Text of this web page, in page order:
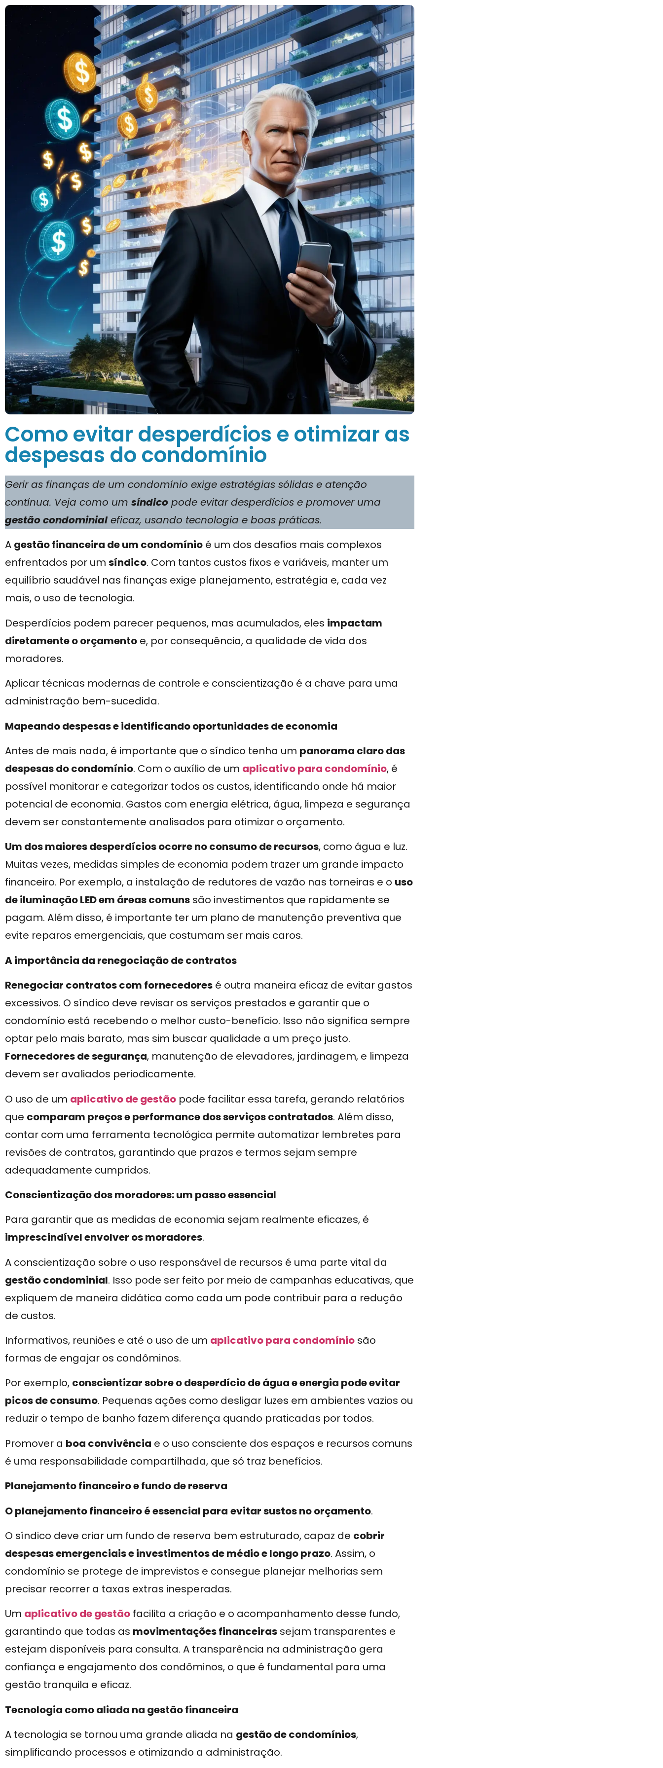
Como evitar desperdícios e otimizar as
despesas do condomínio
Gerir as finanças de um condomínio exige estratégias sólidas e atenção
contínua. Veja como um síndico pode evitar desperdícios e promover uma
gestão condominialeficaz, usando tecnologia e boas práticas.
A gestão financeira de um condomínio é um dos desafios mais complexos
enfrentados por um síndico. Com tantos custos fixos e variáveis, manter um
equilíbrio saudável nas finanças exige planejamento, estratégia e, cada vez
mais, o uso de tecnologia.
Desperdícios podem parecer pequenos, mas acumulados, eles impactam
diretamente o orçamento e, por consequência, a qualidade de vida dos
moradores.
Aplicar técnicas modernas de controle e conscientização é a chave para uma
administração bem-sucedida.
Mapeando despesas e identificando oportunidades de economia
Antes de mais nada, é importante que o síndico tenha um panorama claro das
despesas do condomínio. Com o auxílio de um aplicativo para condomínio, é
possível monitorar e categorizar todos os custos, identificando onde há maior
potencial de economia. Gastos com energia elétrica, água, limpeza e segurança
devem ser constantemente analisados para otimizar o orçamento.
Um dos maiores desperdícios ocorre no consumo de recursos, como água e luz.
Muitas vezes, medidas simples de economia podem trazer um grande impacto
financeiro. Por exemplo, a instalação de redutores de vazão nas torneiras e o uso
de iluminação LED em áreas comuns são investimentos que rapidamente se
pagam. Além disso, é importante ter um plano de manutenção preventiva que
evite reparos emergenciais, que costumam ser mais caros.
A importância da renegociação de contratos
Renegociar contratos com fornecedores é outra maneira eficaz de evitar gastos
excessivos. O síndico deve revisar os serviços prestados e garantir que o
condomínio está recebendo o melhor custo-benefício. Isso não significa sempre
optar pelo mais barato, mas sim buscar qualidade a um preço justo.
Fornecedores de segurança, manutenção de elevadores, jardinagem, e limpeza
devem ser avaliados periodicamente.
O uso de um aplicativo de gestão pode facilitar essa tarefa, gerando relatórios
que comparam preços e performance dos serviços contratados. Além disso,
contar com uma ferramenta tecnológica permite automatizar lembretes para
revisões de contratos, garantindo que prazos e termos sejam sempre
adequadamente cumpridos.
Conscientização dos moradores: um passo essencial
Para garantir que as medidas de economia sejam realmente eficazes, é
imprescindível envolver os moradores.
A conscientização sobre o uso responsável de recursos é uma parte vital da
gestão condominial. Isso pode ser feito por meio de campanhas educativas, que
expliquem de maneira didática como cada um pode contribuir para a redução
de custos.
Informativos, reuniões e até o uso de um aplicativo para condomínio são
formas de engajar os condôminos.
Por exemplo, conscientizar sobre o desperdício de água e energia pode evitar
picos de consumo. Pequenas ações como desligar luzes em ambientes vazios ou
reduzir o tempo de banho fazem diferença quando praticadas por todos.
Promover a boa convivência e o uso consciente dos espaços e recursos comuns
é uma responsabilidade compartilhada, que só traz benefícios.
Planejamento financeiro e fundo de reserva
O planejamento financeiro é essencial para evitar sustos no orçamento.
O síndico deve criar um fundo de reserva bem estruturado, capaz de cobrir
despesas emergenciais e investimentos de médio e longo prazo. Assim, o
condomínio se protege de imprevistos e consegue planejar melhorias sem
precisar recorrer a taxas extras inesperadas.
Um aplicativo de gestão facilita a criação e o acompanhamento desse fundo,
garantindo que todas as movimentações financeiras sejam transparentes e
estejam disponíveis para consulta. A transparência na administração gera
confiança e engajamento dos condôminos, o que é fundamental para uma
gestão tranquila e eficaz.
Tecnologia como aliada na gestão financeira
A tecnologia se tornou uma grande aliada na gestão de condomínios,
simplificando processos e otimizando a administração.